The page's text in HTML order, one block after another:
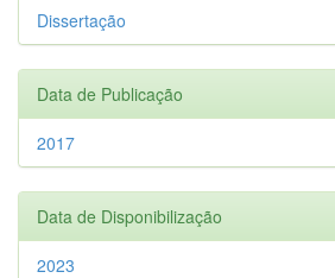
Dissertação
Data de Publicação
2017
Data de Disponibilização
2023